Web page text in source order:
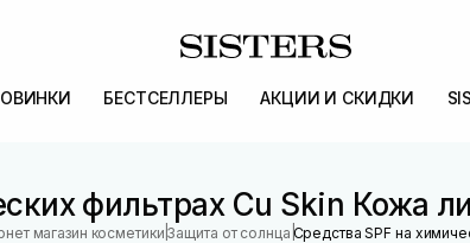
БЕСТСЕЛЛЕРЫ АКЦИИ И СКИДКИ
фильтрах Cu Skin Кожа
магазин косметики |Защита от солнца |Средства SPF на